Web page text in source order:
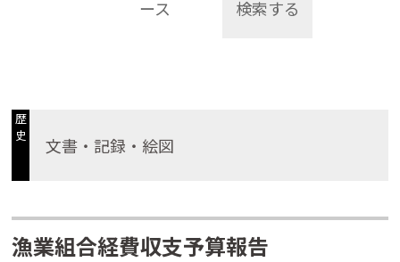
ース
検索する
歴
史
文書・記録・絵図
漁業組合経費収支予算報告